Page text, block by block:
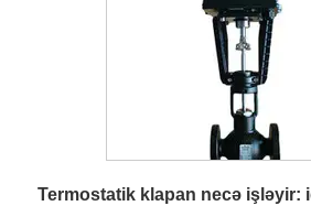
Termostatik klapan necə işləyir: